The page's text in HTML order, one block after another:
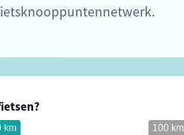
100 km
km